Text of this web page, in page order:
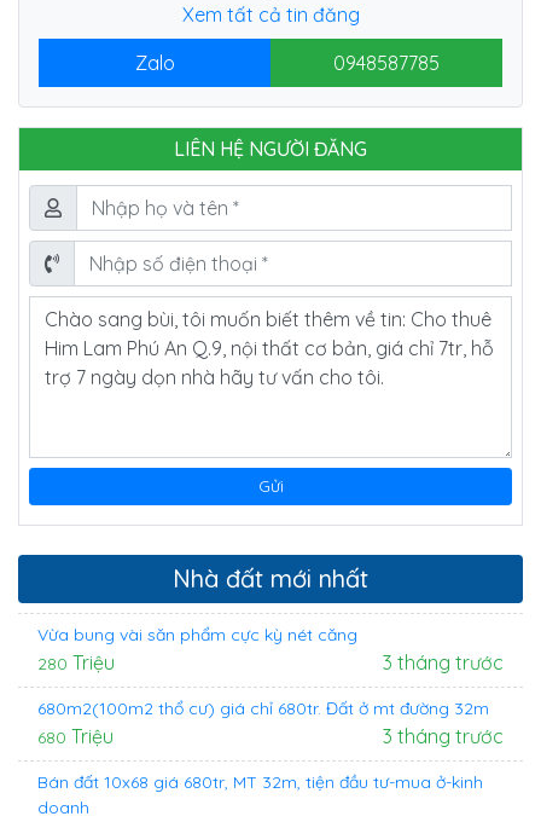
Xem tất cả tin đăng
Zalo
0948587785
LIÊN HỆ NGƯỜI ĐĂNG
Nhà đất mới nhất
Vừa bung vài săn phẩm cực kỳ nét căng
280 Triệu 3 tháng trước
680m2(100m2 thổ cư) giá chỉ 680tr. Đất ở mt đường 32m
680 Triệu 3 tháng trước
Bán đất 10x68 giá 680tr, MT 32m, tiện đầu tư-mua ở-kinh
doanh